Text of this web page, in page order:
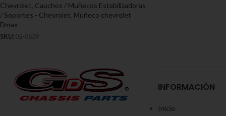
Chevrolet Cauchos / Muñecos Estabilizadoras
/ Soportes - Chevrolet Muñeco chevrolet
Dmax
SKU: 02-0639
INFORMACIÓN
Inicio